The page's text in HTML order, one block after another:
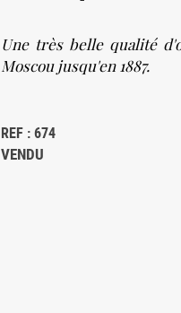
Une très belle qualité
Moscou jusqu'en 1887.
REF : 674
VENDU